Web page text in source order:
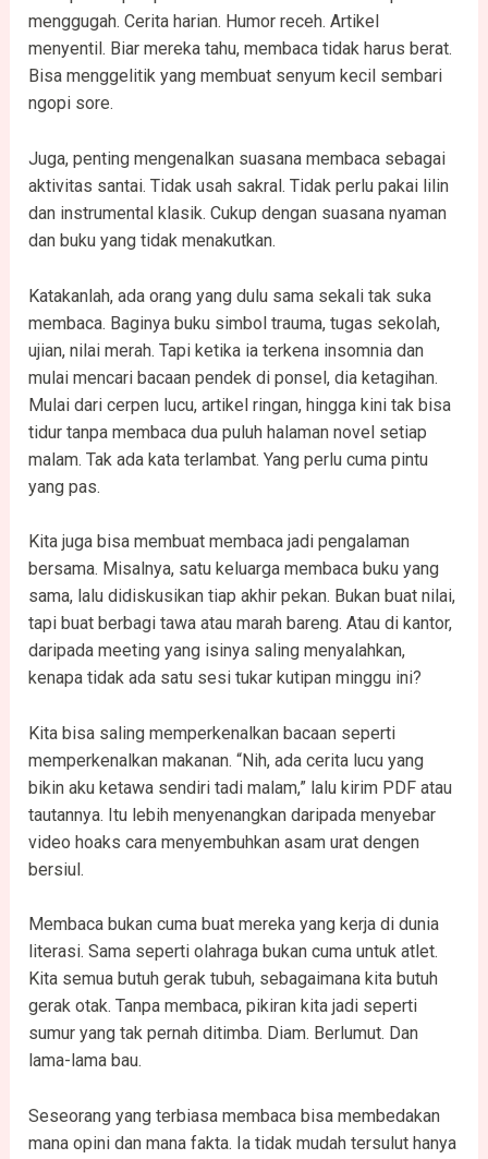
menggugah. Cerita harian. Humor receh. Artikel
menyentil. Biar mereka tahu, membaca tidak harus berat.
Bisa menggelitik yang membuat senyum kecil sembari
ngopi sore.
Juga, penting mengenalkan suasana membaca sebagai
aktivitas santai. Tidak usah sakral. Tidak perlu pakai lilin
dan instrumental klasik. Cukup dengan suasana nyaman
dan buku yang tidak menakutkan.
Katakanlah, ada orang yang dulu sama sekali tak suka
membaca. Baginya buku simbol trauma, tugas sekolah,
ujian, nilai merah. Tapi ketika ia terkena insomnia dan
mulai mencari bacaan pendek di ponsel, dia ketagihan.
Mulai dari cerpen lucu, artikel ringan, hingga kini tak bisa
tidur tanpa membaca dua puluh halaman novel setiap
malam. Tak ada kata terlambat. Yang perlu cuma pintu
yang pas.
Kita juga bisa membuat membaca jadi pengalaman
bersama. Misalnya, satu keluarga membaca buku yang
sama, lalu didiskusikan tiap akhir pekan. Bukan buat nilai,
tapi buat berbagi tawa atau marah bareng. Atau di kantor,
daripada meeting yang isinya saling menyalahkan,
kenapa tidak ada satu sesi tukar kutipan minggu ini?
Kita bisa saling memperkenalkan bacaan seperti
memperkenalkan makanan. “Nih, ada cerita lucu yang
bikin aku ketawa sendiri tadi malam,” lalu kirim PDF atau
tautannya. Itu lebih menyenangkan daripada menyebar
video hoaks cara menyembuhkan asam urat dengen
bersiul.
Membaca bukan cuma buat mereka yang kerja di dunia
literasi. Sama seperti olahraga bukan cuma untuk atlet.
Kita semua butuh gerak tubuh, sebagaimana kita butuh
gerak otak. Tanpa membaca, pikiran kita jadi seperti
sumur yang tak pernah ditimba. Diam. Berlumut. Dan
lama-lama bau.
Seseorang yang terbiasa membaca bisa membedakan
mana opini dan mana fakta. Ia tidak mudah tersulut hanya